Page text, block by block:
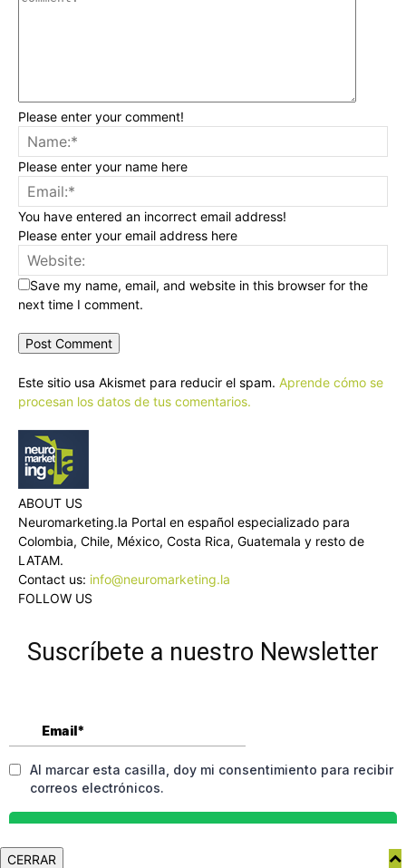
Please enter your comment!
Please enter your name here
You have entered an incorrect email address!
Please enter your email address here
Save my name, email, and website in this browser for the
next time I comment.
Este sitio usa Akismet para reducir el spam. Aprende cómo se
procesan los datos de tus comentarios.
ABOUT US
Neuromarketing.la Portal en español especializado para
Colombia, Chile, México, Costa Rica, Guatemala y resto de
LATAM.
Contact us: info@neuromarketing.la
FOLLOW US
Suscríbete a nuestro Newsletter
CERRAR